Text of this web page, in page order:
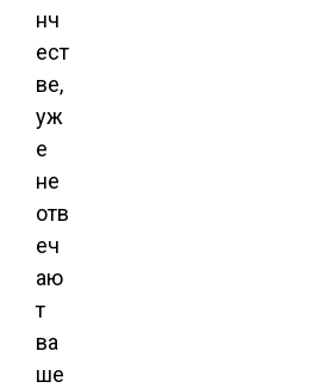
нч
ест
ве,
уж
е
не
отв
еч
аю
т
ва
ше